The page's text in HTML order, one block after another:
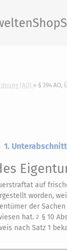
Shop
(AO) § 394 AO,
auf
worden,
der
hat. 2 § 10
nach Satz 1